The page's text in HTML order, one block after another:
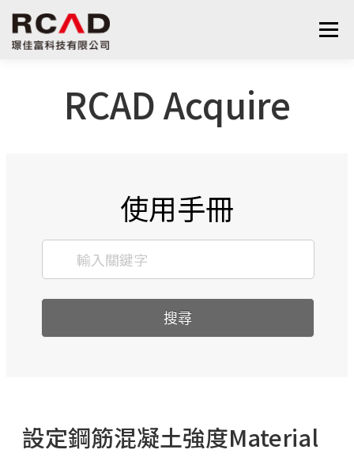
選單
RCAD Acquire
使用手冊
搜尋
設定鋼筋混凝土強度Material